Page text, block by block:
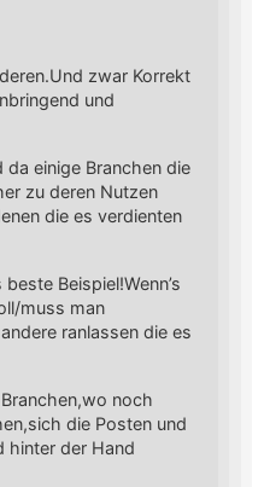
zwar Korrekt
und
einige Branchen die
zu deren Nutzen
die es verdienten
Beispiel!Wenn’s
muss man
ranlassen die es
noch
die Posten und
hinter der Hand